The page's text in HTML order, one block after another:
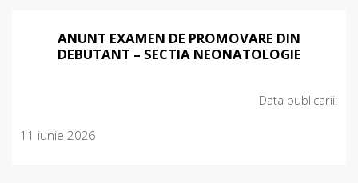
ANUNT EXAMEN DE PROMOVARE DIN
DEBUTANT – SECTIA NEONATOLOGIE
Data publicarii:
11 iunie 2026